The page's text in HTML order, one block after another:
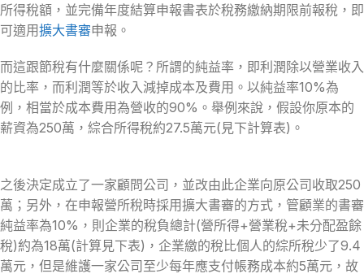
所得稅額，並完備年度結算申報書表於稅務繳納期限前報稅，即
可適用擴大書審申報。
而這跟節稅有什麼關係呢？所謂的純益率，即利潤除以營業收入
的比率，而利潤等於收入減掉成本及費用。以純益率10%為
例，相當於成本費用為營收的90%。舉例來說，假設你原本的
薪資為250萬，綜合所得稅約27.5萬元(見下計算表)。
之後決定成立了一家顧問公司，並改由此企業向原公司收取250
萬；另外，在申報營所稅時採用擴大書審的方式，管顧業的書審
純益率為10%，則企業的稅負總計(營所得+營業稅+未分配盈餘
稅)約為18萬(計算見下表)，企業繳的稅比個人的綜所稅少了9.4
萬元，但是維護一家公司至少每年應支付帳務成本約5萬元，故